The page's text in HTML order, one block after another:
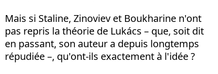
Mais si Staline, Zinoviev et Boukharine n'ont
pas repris la théorie de Lukács – que, soit dit
en passant, son auteur a depuis longtemps
répudiée –, qu'ont-ils exactement à l'idée ?